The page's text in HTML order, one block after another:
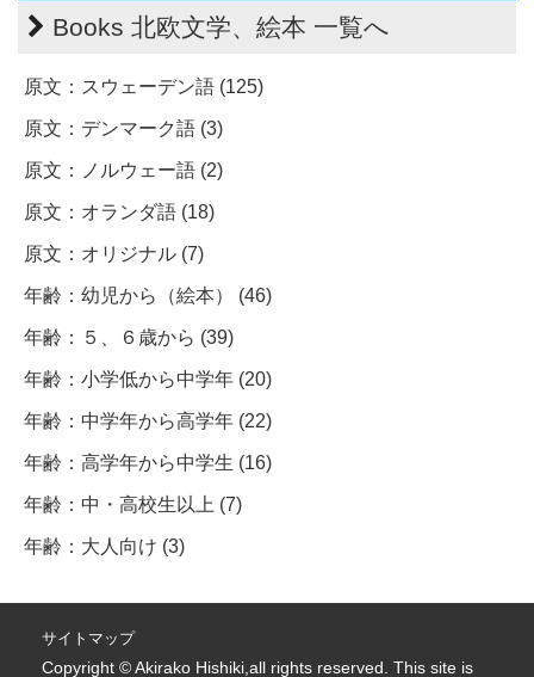
Books 北欧文学、絵本 一覧へ
原文：スウェーデン語 (125)
原文：デンマーク語 (3)
原文：ノルウェー語 (2)
原文：オランダ語 (18)
原文：オリジナル (7)
年齢：幼児から（絵本） (46)
年齢：５、６歳から (39)
年齢：小学低から中学年 (20)
年齢：中学年から高学年 (22)
年齢：高学年から中学生 (16)
年齢：中・高校生以上 (7)
年齢：大人向け (3)
サイトマップ
Copyright © Akirako Hishiki,all rights reserved. This site is